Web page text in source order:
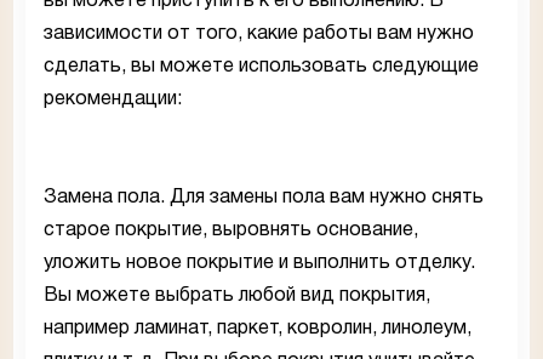
зависимости от того, какие работы вам нужно
сделать, вы можете использовать следующие
рекомендации:
Замена пола. Для замены пола вам нужно снять
старое покрытие, выровнять основание,
уложить новое покрытие и выполнить отделку.
Вы можете выбрать любой вид покрытия,
например ламинат, паркет, ковролин, линолеум,